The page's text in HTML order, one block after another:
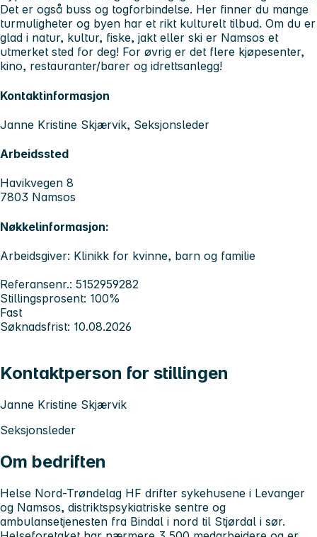
Det er også buss og togforbindelse. Her finner du mange
turmuligheter og byen har et rikt kulturelt tilbud. Om du er
glad i natur, kultur, fiske, jakt eller ski er Namsos et
utmerket sted for deg! For øvrig er det flere kjøpesenter,
kino, restauranter/barer og idrettsanlegg!
Kontaktinformasjon
Janne Kristine Skjærvik, Seksjonsleder
Arbeidssted
Havikvegen 8
7803 Namsos
Nøkkelinformasjon:
Arbeidsgiver: Klinikk for kvinne, barn og familie
Referansenr.: 5152959282
Stillingsprosent: 100%
Fast
Søknadsfrist: 10.08.2026
Kontaktperson for stillingen
Janne Kristine Skjærvik
Seksjonsleder
Om bedriften
Helse Nord-Trøndelag HF drifter sykehusene i Levanger
og Namsos, distriktspsykiatriske sentre og
ambulansetjenesten fra Bindal i nord til Stjørdal i sør.